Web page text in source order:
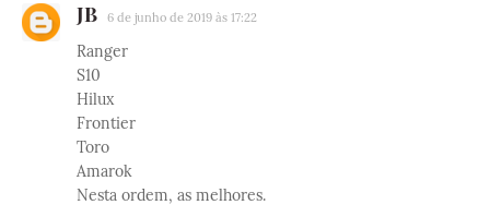
JB 6 de junho de 2019 às 17:22
Ranger
S10
Hilux
Frontier
Toro
Amarok
Nesta ordem, as melhores.